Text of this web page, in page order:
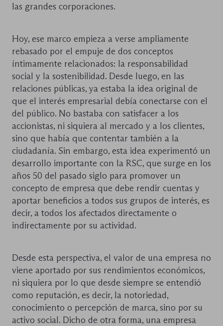
las grandes corporaciones.
Hoy, ese marco empieza a verse ampliamente
rebasado por el empuje de dos conceptos
íntimamente relacionados: la responsabilidad
social y la sostenibilidad. Desde luego, en las
relaciones públicas, ya estaba la idea original de
que el interés empresarial debía conectarse con el
del público. No bastaba con satisfacer a los
accionistas, ni siquiera al mercado y a los clientes,
sino que había que contentar también a la
ciudadanía. Sin embargo, esta idea experimentó un
desarrollo importante con la RSC, que surge en los
años 50 del pasado siglo para promover un
concepto de empresa que debe rendir cuentas y
aportar beneficios a todos sus grupos de interés, es
decir, a todos los afectados directamente o
indirectamente por su actividad.
Desde esta perspectiva, el valor de una empresa no
viene aportado por sus rendimientos económicos,
ni siquiera por lo que desde siempre se entendió
como reputación, es decir, la notoriedad,
conocimiento o percepción de marca, sino por su
activo social. Dicho de otra forma, una empresa